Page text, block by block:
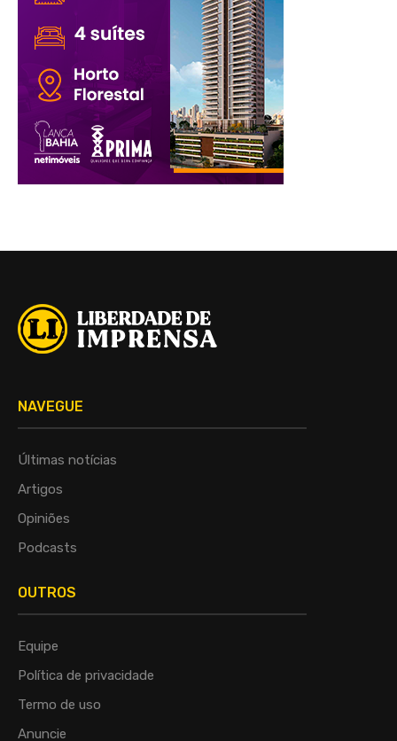
NAVEGUE
Últimas notícias
Artigos
Opiniões
Podcasts
OUTROS
Equipe
Política de privacidade
Termo de uso
Anuncie